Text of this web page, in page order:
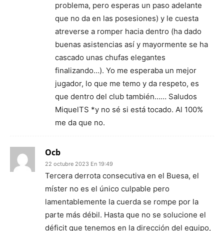
problema, pero esperas un paso adelante
que no da en las posesiones) y le cuesta
atreverse a romper hacia dentro (ha dado
buenas asistencias así y mayormente se ha
cascado unas chufas elegantes
finalizando…). Yo me esperaba un mejor
jugador, lo que me temo y da respeto, es
que dentro del club también…… Saludos
MiquelTS *y no sé si está tocado. Al 100%
me da que no.
Ocb
22 octubre 2023 En 19:49
Tercera derrota consecutiva en el Buesa, el
míster no es el único culpable pero
lamentablemente la cuerda se rompe por la
parte más débil. Hasta que no se solucione el
déficit que tenemos en la dirección del equipo,